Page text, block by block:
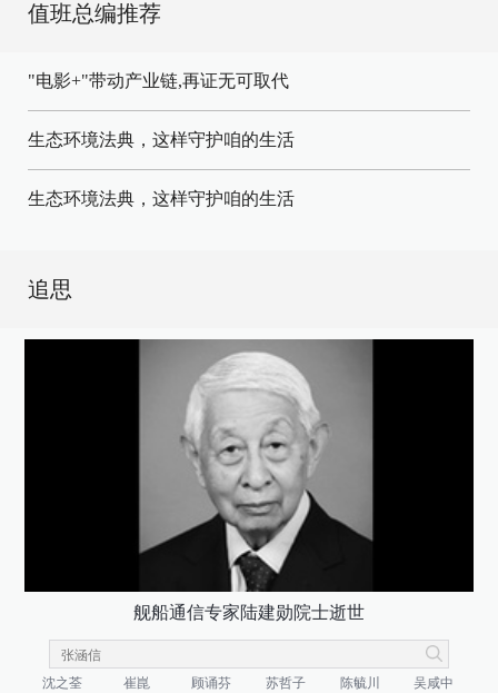
值班总编推荐
"电影+"带动产业链,再证无可取代
生态环境法典，这样守护咱的生活
生态环境法典，这样守护咱的生活
追思
舰船通信专家陆建勋院士逝世
沈之荃 崔崑 顾诵芬 苏哲子 陈毓川
吴咸中